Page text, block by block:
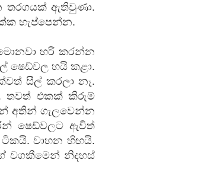
ඇතිවුණා.
හැප්පෙන්න.
හරි කරන්න
ෂෙඩ්වල හයි කළා.
සීල් කරලා නෑ.
තවත් එකක් කිරුම්
අතින් ගැලවෙන්න
ෂෙඩ්වලට ඇවිත්
වාහන හිඟයි.
වගකීමෙන් නිදහස්